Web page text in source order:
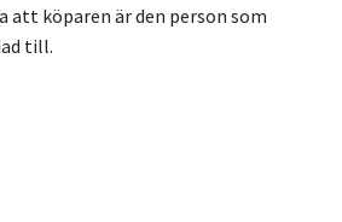
köparen är den person som
till.